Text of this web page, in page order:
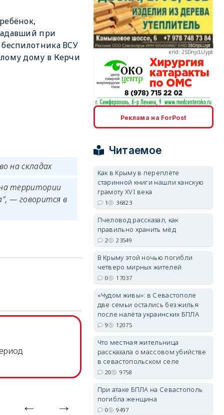
при
беспилотника ВСУ
дому в Керчи
на складах
территории
— говорится в
erid: 2SDnjcLUypt
erid: 2SDnjdPjgYS
erid: 2SDnjdvhGXG
Реклама на ForPost
Читаемое
Как в Крыму в переплёте
старинной книги нашли ханскую
грамоту XVI века
1 36823
Пчеловод рассказал, как
правильно хранить мёд
2 23549
В Крыму этой ночью погибли
четверо мирных жителей
0 17037
«Чудом живы»: в Севастополе
две семьи остались без жилья
после налёта украинских БПЛА
9 12075
Что местная жительница
рассказала о массовом убийстве
в севастопольском селе
20 9758
При атаке БПЛА на Севастополь
погибла женщина
0 9497